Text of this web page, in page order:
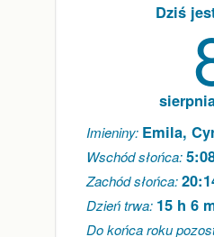
Dziś
Imieniny: Emila,
Wschód słońca:
Zachód słońca:
Dzień trwa: 15 h 6
Do końca roku